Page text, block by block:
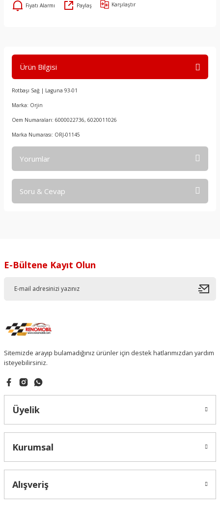
Fiyatı Alarmı Paylaş Karşılaştır
Ürün Bilgisi
Rotbaşı Sağ | Laguna 93-01
Marka: Orjin
Oem Numaraları: 6000022736, 6020011026
Marka Numarası: ORJ-01145
Yorumlar
Soru & Cevap
E-Bültene Kayıt Olun
Sitemizde arayıp bulamadığınız ürünler için destek hatlarımızdan yardım
isteyebilirsiniz.
Üyelik
Kurumsal
Alışveriş